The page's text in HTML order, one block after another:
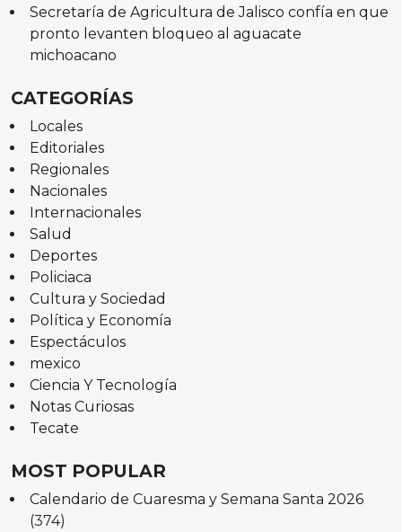
Secretaría de Agricultura de Jalisco confía en que
pronto levanten bloqueo al aguacate
michoacano
CATEGORÍAS
Locales
Editoriales
Regionales
Nacionales
Internacionales
Salud
Deportes
Policiaca
Cultura y Sociedad
Política y Economía
Espectáculos
mexico
Ciencia Y Tecnología
Notas Curiosas
Tecate
MOST POPULAR
Calendario de Cuaresma y Semana Santa 2026
(374)